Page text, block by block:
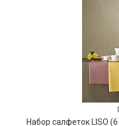
Набор салфеток LISO